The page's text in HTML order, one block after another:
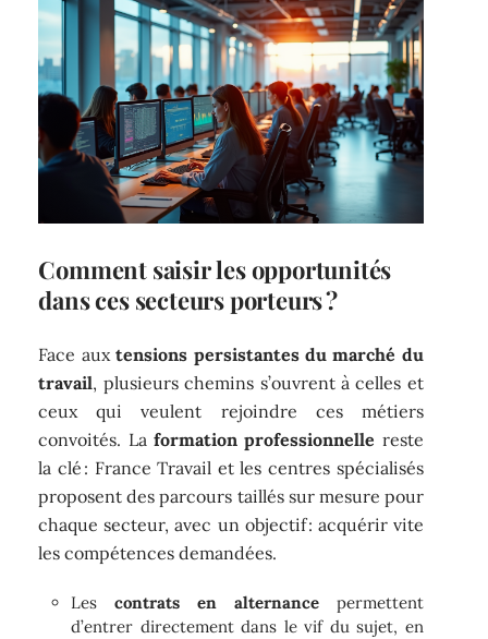
Comment saisir les opportunités
dans ces secteurs porteurs ?
Face auxtensions persistantes du marché du
travail, plusieurs chemins s’ouvrent à celles et
ceux qui veulent rejoindre ces métiers
convoités. La formation professionnelle reste
la clé : France Travail et les centres spécialisés
proposent des parcours taillés sur mesure pour
chaque secteur, avec un objectif : acquérir vite
les compétences demandées.
Lescontrats en alternancepermettent
d’entrer directement dans le vif du sujet, en